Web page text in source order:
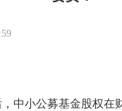
中小公募基金股权在